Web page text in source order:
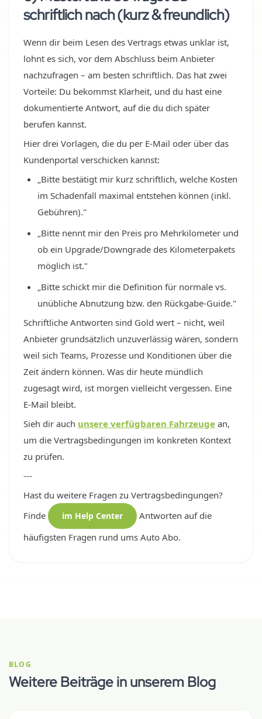
schriftlich nach (kurz & freundlich)
Wenn dir beim Lesen des Vertrags etwas unklar ist,
lohnt es sich, vor dem Abschluss beim Anbieter
nachzufragen – am besten schriftlich. Das hat zwei
Vorteile: Du bekommst Klarheit, und du hast eine
dokumentierte Antwort, auf die du dich später
berufen kannst.
Hier drei Vorlagen, die du per E-Mail oder über das
Kundenportal verschicken kannst:
„Bitte bestätigt mir kurz schriftlich, welche Kosten
im Schadenfall maximal entstehen können (inkl.
Gebühren)."
„Bitte nennt mir den Preis pro Mehrkilometer und
ob ein Upgrade/Downgrade des Kilometerpakets
möglich ist."
„Bitte schickt mir die Definition für normale vs.
unübliche Abnutzung bzw. den Rückgabe-Guide."
Schriftliche Antworten sind Gold wert – nicht, weil
Anbieter grundsätzlich unzuverlässig wären, sondern
weil sich Teams, Prozesse und Konditionen über die
Zeit ändern können. Was dir heute mündlich
zugesagt wird, ist morgen vielleicht vergessen. Eine
E-Mail bleibt.
Sieh dir auch unsere verfügbaren Fahrzeuge an,
um die Vertragsbedingungen im konkreten Kontext
zu prüfen.
---
Hast du weitere Fragen zu Vertragsbedingungen?
Finde
im Help Center
Antworten auf die
häufigsten Fragen rund ums Auto Abo.
BLOG
Weitere Beiträge in unserem Blog